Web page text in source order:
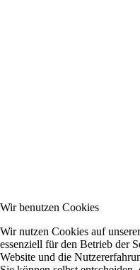
Wir benutzen Cookies
Wir nutzen Cookies auf
essenziell für den Betrieb der
Website und die